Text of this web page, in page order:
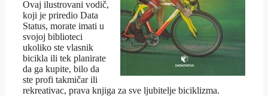
Ovaj ilustrovani vodič,
koji je priredio Data
Status, morate imati u
svojoj biblioteci
ukoliko ste vlasnik
bicikla ili tek planirate
da ga kupite, bilo da
ste profi takmičar ili
rekreativac, prava knjiga za sve ljubitelje biciklizma.